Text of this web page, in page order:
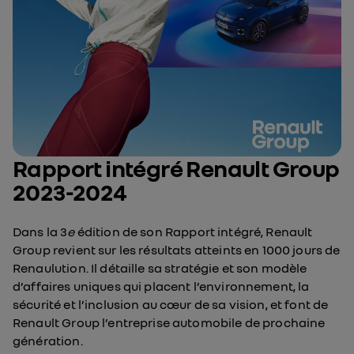
Rapport intégré Renault Group
2023-2024
Dans la 3eédition de son Rapport intégré, Renault
Group revient sur les résultats atteints en 1000 jours de
Renaulution. Il détaille sa stratégie et son modèle
d’affaires uniques qui placent l’environnement, la
sécurité et l’inclusion au cœur de sa vision, et font de
Renault Group l’entreprise automobile de prochaine
génération.